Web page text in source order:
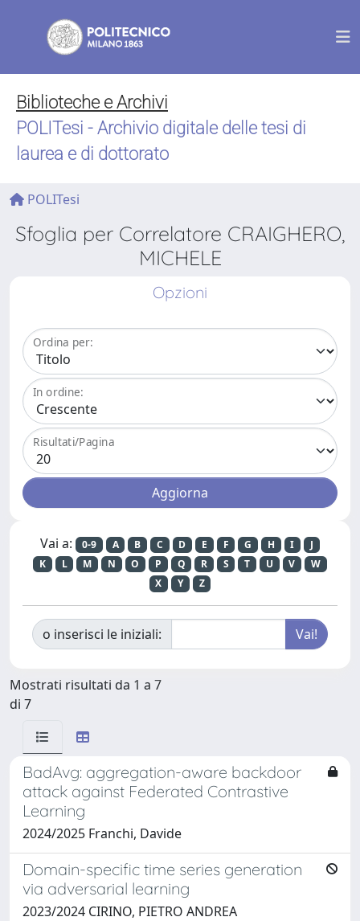
Biblioteche e Archivi
POLITesi - Archivio digitale delle tesi di
laurea e di dottorato
POLITesi
Sfoglia per Correlatore CRAIGHERO,
MICHELE
Opzioni
Ordina per:
In ordine:
Risultati/Pagina
Vai a: 0-9 A B C D E F G H I
J
K
L M N O P Q R S T U V
W
X
Y Z
o inserisci le iniziali:
Mostrati risultati da 1 a 7
di 7
BadAvg: aggregation-aware backdoor
attack against Federated Contrastive
Learning
2024/2025 Franchi, Davide
Domain-specific time series generation
via adversarial learning
2023/2024 CIRINO, PIETRO ANDREA